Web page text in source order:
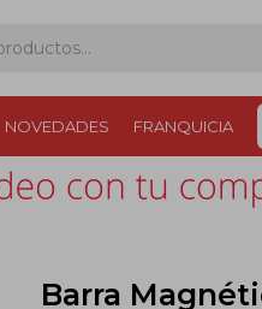
NOVEDADES FRANQUICIA
Barra